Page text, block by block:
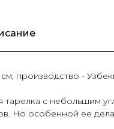
производство -
тарелка с небольшим
Но особенной ее